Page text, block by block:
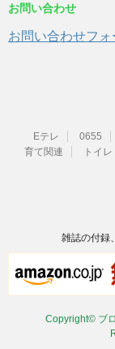
お問い合わせ
お問い合わせフォ
Eテレ 0655
育て関連
トイ
雑誌の付録
Copyright© ブ